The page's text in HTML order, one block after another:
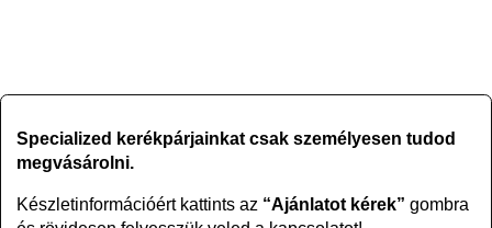
Specialized kerékpárjainkat csak személyesen tudod
megvásárolni.
Készletinformációért kattints az “Ajánlatot kérek” gombra